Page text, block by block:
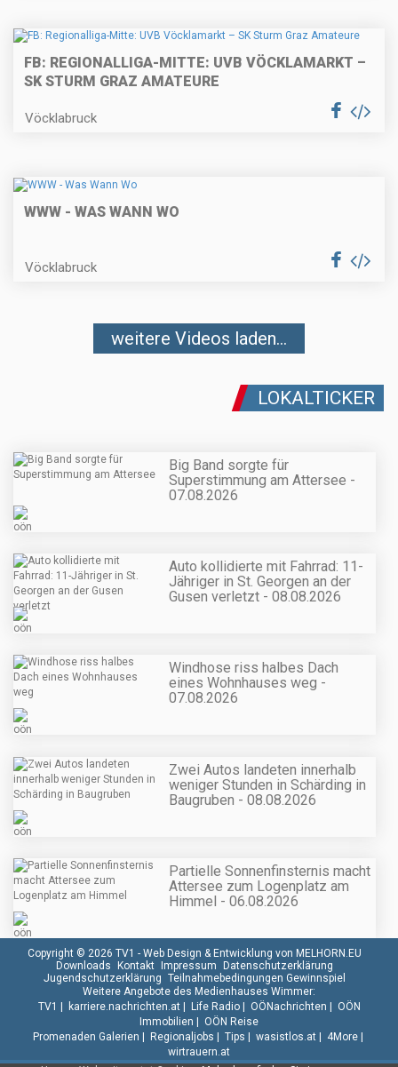
FB: REGIONALLIGA-MITTE: UVB VÖCKLAMARKT –
SK STURM GRAZ AMATEURE
Vöcklabruck
WWW - WAS WANN WO
Vöcklabruck
weitere Videos laden...
LOKALTICKER
Big Band sorgte für
Superstimmung am Attersee -
07.08.2026
Auto kollidierte mit Fahrrad: 11-
Jähriger in St. Georgen an der
Gusen verletzt - 08.08.2026
Windhose riss halbes Dach
eines Wohnhauses weg -
07.08.2026
Zwei Autos landeten innerhalb
weniger Stunden in Schärding in
Baugruben - 08.08.2026
Partielle Sonnenfinsternis macht
Attersee zum Logenplatz am
Himmel - 06.08.2026
Copyright © 2026 TV1 - Web Design & Entwicklung von MELHORN.EU
Downloads
Kontakt Impressum
Datenschutzerklärung
Jugendschutzerklärung Teilnahmebedingungen Gewinnspiel
Weitere Angebote des Medienhauses Wimmer:
TV1
karriere.nachrichten.at| Life Radio| OÖNachrichten
OÖN
Immobilien
OÖN Reise
Promenaden Galerien
Regionaljobs Tips wasistlos.at| 4More|
wirtrauern.at